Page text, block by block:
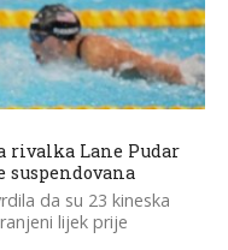
rivalka Lane Pudar
da su 23 kineska
lijek prije